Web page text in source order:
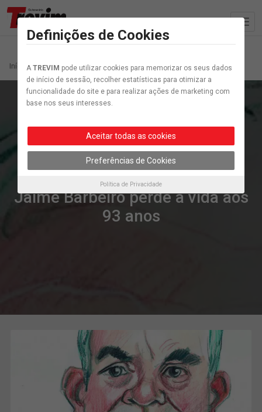
Início Artigo etiquetados “Jaime Barbeiro”
Atualidade
Jaime Barbeiro perde a vida aos
93 anos
Definições de Cookies
A TREVIM pode utilizar cookies para memorizar os seus dados
de início de sessão, recolher estatísticas para otimizar a
funcionalidade do site e para realizar ações de marketing com
base nos seus interesses.
Aceitar todas as cookies
Preferências de Cookies
Política de Privacidade